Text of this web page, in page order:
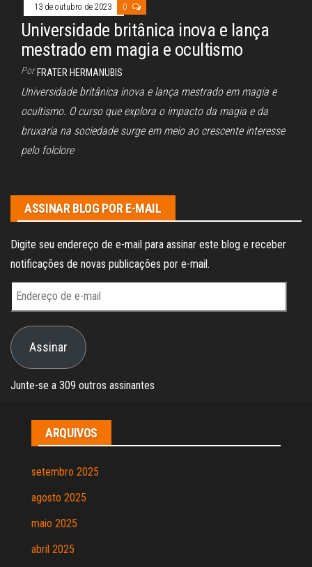
13 de outubro de 2023 0
Universidade britânica inova e lança
mestrado em magia e ocultismo
Por FRATER HERMANUBIS
Universidade britânica inova e lança mestrado em magia e
ocultismo. O curso que explora o impacto da magia e da
bruxaria na sociedade surge em meio ao crescente interesse
pelo folclore
ASSINAR BLOG POR E-MAIL
Digite seu endereço de e-mail para assinar este blog e receber
notificações de novas publicações por e-mail.
Endereço
de
e-
mail Assinar
Junte-se a 309 outros assinantes
ARQUIVOS
setembro 2025
agosto 2025
maio 2025
abril 2025